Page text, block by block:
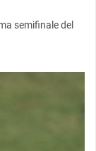
semifinale del